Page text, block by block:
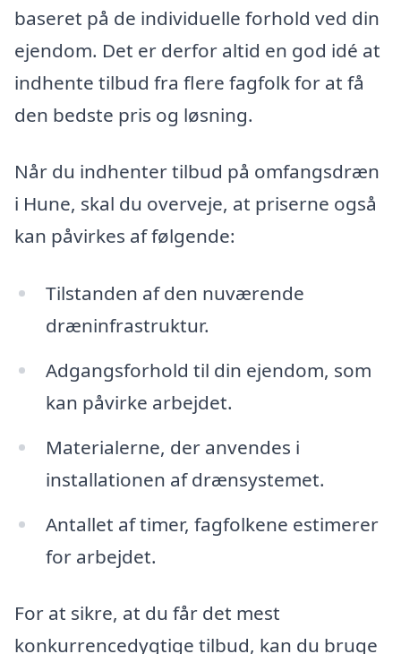
baseret på de individuelle forhold ved din
ejendom. Det er derfor altid en god idé at
indhente tilbud fra flere fagfolk for at få
den bedste pris og løsning.
Når du indhenter tilbud på omfangsdræn
i Hune, skal du overveje, at priserne også
kan påvirkes af følgende:
Tilstanden af den nuværende
dræninfrastruktur.
Adgangsforhold til din ejendom, som
kan påvirke arbejdet.
Materialerne, der anvendes i
installationen af drænsystemet.
Antallet af timer, fagfolkene estimerer
for arbejdet.
For at sikre, at du får det mest
konkurrencedygtige tilbud, kan du bruge